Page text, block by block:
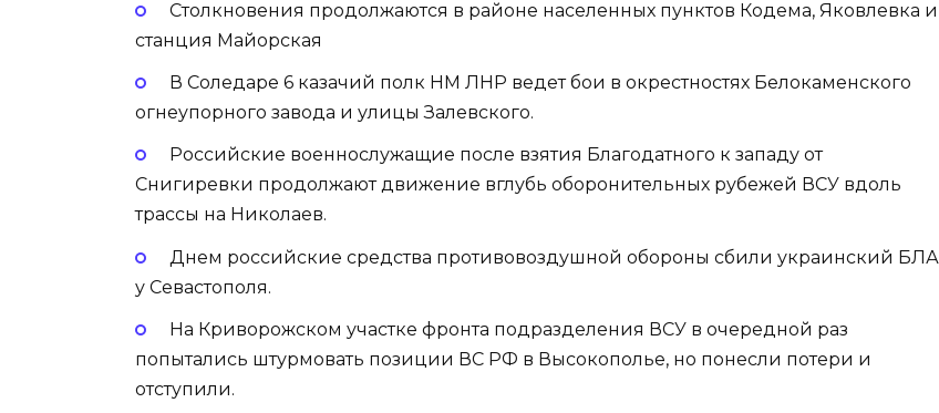
Столкновения продолжаются в районе населенных пунктов Кодема, Яковлевка и
станция Майорская
В Соледаре 6 казачий полк НМ ЛНР ведет бои в окрестностях Белокаменского
огнеупорного завода и улицы Залевского.
Российские военнослужащие после взятия Благодатного к западу от
Снигиревки продолжают движение вглубь оборонительных рубежей ВСУ вдоль
трассы на Николаев.
Днем российские средства противовоздушной обороны сбили украинский БЛА
у Севастополя.
На Криворожском участке фронта подразделения ВСУ в очередной раз
попытались штурмовать позиции ВС РФ в Высокополье, но понесли потери и
отступили.